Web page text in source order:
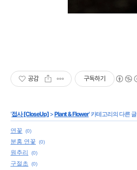
공감 구독하기
'접사 [CloseUp] >Plant & Flower' 카테고리의 다른 글
연꽃 (0)
분홍 연꽃 (0)
원추리 (0)
구절초 (0)